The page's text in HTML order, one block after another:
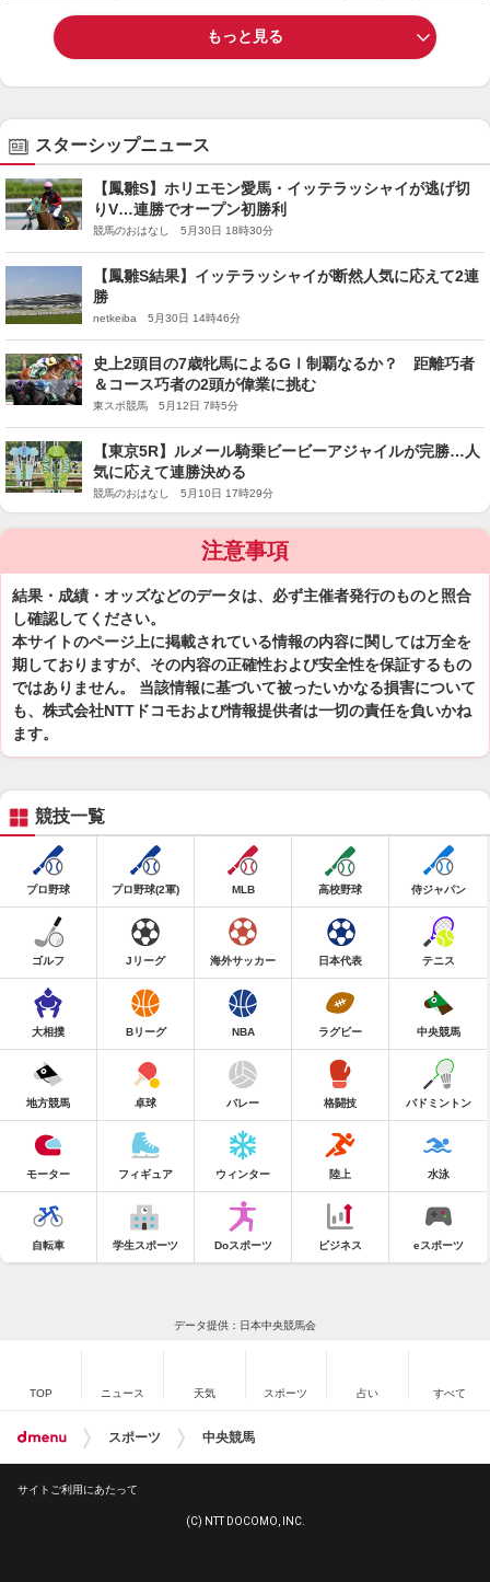
もっと見る
スターシップニュース
【鳳雛S】ホリエモン愛馬・イッテラッシャイが逃げ切
りV…連勝でオープン初勝利
競馬のおはなし 5月30日 18時30分
【鳳雛S結果】イッテラッシャイが断然人気に応えて2連
勝
netkeiba 5月30日 14時46分
史上2頭目の7歳牝馬によるGⅠ制覇なるか？ 距離巧者
＆コース巧者の2頭が偉業に挑む
東スポ競馬 5月12日 7時5分
【東京5R】ルメール騎乗ビービーアジャイルが完勝…人
気に応えて連勝決める
競馬のおはなし 5月10日 17時29分
注意事項
結果・成績・オッズなどのデータは、必ず主催者発行のものと照合
し確認してください。
本サイトのページ上に掲載されている情報の内容に関しては万全を
期しておりますが、その内容の正確性および安全性を保証するもの
ではありません。 当該情報に基づいて被ったいかなる損害について
も、株式会社NTTドコモおよび情報提供者は一切の責任を負いかね
ます。
競技一覧
プロ野球 プロ野球(2軍) MLB 高校野球 侍ジャパン
ゴルフ Jリーグ 海外サッカー 日本代表 テニス
大相撲 Bリーグ NBA ラグビー 中央競馬
地方競馬 卓球 バレー 格闘技 バドミントン
モーター フィギュア ウィンター 陸上 水泳
自転車 学生スポーツ Doスポーツ ビジネス eスポーツ
データ提供：日本中央競馬会
TOP ニュース 天気 スポーツ 占い すべて
スポーツ 中央競馬
サイトご利用にあたって
(C) NTT DOCOMO, INC.